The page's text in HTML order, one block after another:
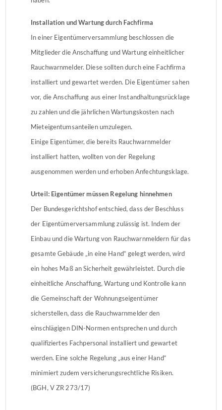
Installation und Wartung durch Fachfirma
In einer Eigentümerversammlung beschlossen die
Mitglieder die Anschaffung und Wartung einheitlicher
Rauchwarnmelder. Diese sollten durch eine Fachfirma
installiert und gewartet werden. Die Eigentümer sahen
vor, die Anschaffung aus einer Instandhaltungsrücklage
zu zahlen und die jährlichen Wartungskosten nach
Mieteigentumsanteilen umzulegen.
Einige Eigentümer, die bereits Rauchwarnmelder
installiert hatten, wollten von der Regelung
ausgenommen werden und erhoben Anfechtungsklage.
Urteil: Eigentümer müssen Regelung hinnehmen
Der Bundesgerichtshof entschied, dass der Beschluss
der Eigentümerversammlung zulässig ist. Indem der
Einbau und die Wartung von Rauchwarnmeldern für das
gesamte Gebäude „in eine Hand“ gelegt werden, wird
ein hohes Maß an Sicherheit gewährleistet. Durch die
einheitliche Anschaffung, Wartung und Kontrolle kann
die Gemeinschaft der Wohnungseigentümer
sicherstellen, dass die Rauchwarnmelder den
einschlägigen DIN-Normen entsprechen und durch
qualifiziertes Fachpersonal installiert und gewartet
werden. Eine solche Regelung „aus einer Hand“
minimiert zudem versicherungsrechtliche Risiken.
(BGH, V ZR 273/17)